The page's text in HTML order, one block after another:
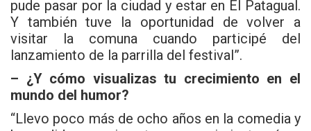
pude pasar por la ciudad y estar en El Patagual.
Y también tuve la oportunidad de volver a
visitar la comuna cuando participé del
lanzamiento de la parrilla del festival”.
– ¿Y cómo visualizas tu crecimiento en el
mundo del humor?
“Llevo poco más de ocho años en la comedia y